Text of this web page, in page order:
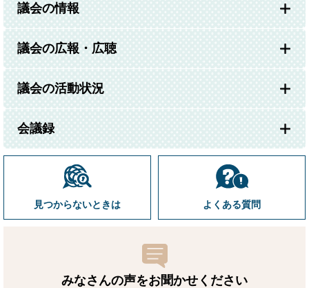
議会の情報
議会の広報・広聴
議会の活動状況
会議録
見つからないときは よくある質問
みなさんの声をお聞かせ ください